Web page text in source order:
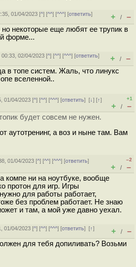
01/04/2023 [^] [^^] [^^^] [ответить]
+ / –
некоторые еще любят ее трупик в
форме...
00:33, 02/04/2023 [^] [^^] [^^^] [ответить]
+ / –
в топе систем. Жаль, что линукс
вселенной..
01/04/2023 [^] [^^] [^^^] [ответить][↓] [↑]
+1
+ / –
будет совсем не нужен.
аутотренинг, а воз и ныне там. Вам
01/04/2023 [^] [^^] [^^^] [ответить]
–2
+ / –
компе ни на ноутбуке, вообще
протон для игр. Игры
для работы работает,
без проблем работает. Не знаю
и там, а мой уже давно уехал.
01/04/2023 [^] [^^] [^^^] [ответить][↑]
+ / –
для тебя допиливать? Возьми